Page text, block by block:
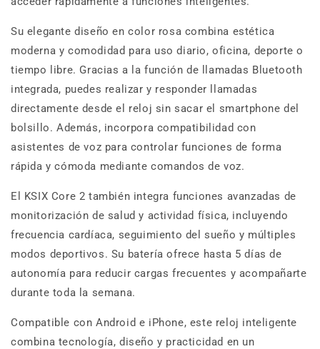
Su elegante diseño en color rosa combina estética
moderna y comodidad para uso diario, oficina, deporte o
tiempo libre. Gracias a la función de llamadas Bluetooth
integrada, puedes realizar y responder llamadas
directamente desde el reloj sin sacar el smartphone del
bolsillo. Además, incorpora compatibilidad con
asistentes de voz para controlar funciones de forma
rápida y cómoda mediante comandos de voz.
El KSIX Core 2 también integra funciones avanzadas de
monitorización de salud y actividad física, incluyendo
frecuencia cardíaca, seguimiento del sueño y múltiples
modos deportivos. Su batería ofrece hasta 5 días de
autonomía para reducir cargas frecuentes y acompañarte
durante toda la semana.
Compatible con Android e iPhone, este reloj inteligente
combina tecnología, diseño y practicidad en un